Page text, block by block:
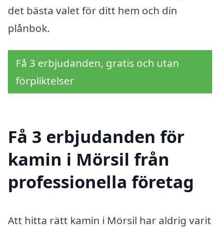
det bästa valet för ditt hem och din
plånbok.
Få 3 erbjudanden, gratis och utan
förpliktelser
Få 3 erbjudanden för
kamin i Mörsil från
professionella företag
Att hitta rätt kamin i Mörsil har aldrig varit